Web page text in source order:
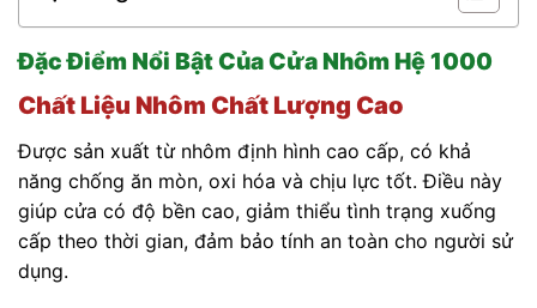
Đặc Điểm Nổi Bật Của Cửa Nhôm Hệ 1000
Chất Liệu Nhôm Chất Lượng Cao
Được sản xuất từ nhôm định hình cao cấp, có khả
năng chống ăn mòn, oxi hóa và chịu lực tốt. Điều này
giúp cửa có độ bền cao, giảm thiểu tình trạng xuống
cấp theo thời gian, đảm bảo tính an toàn cho người sử
dụng.